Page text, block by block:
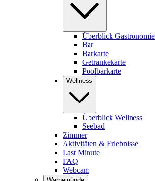
Überblick Gastronomie
Bar
Barkarte
Getränkekarte
Poolbarkarte
Wellness
Überblick Wellness
Seebad
Zimmer
Aktivitäten & Erlebnisse
Last Minute
FAQ
Webcam